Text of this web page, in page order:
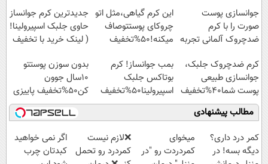
جوانسازی پوست
صورت را با کرم
ضدچروک آلمانی تجربه
این کرم گیاهی،مثل اتو
چروکای پوستتوصاف
میکنه!50%تخفیف
جدیدترین کرم جوانساز
حاوی جلبک اسپیرولینا!
( لینک خرید با تخفیف
کرم ضدچروک جلبک،
جوانسازی طبیعی
پوست شما40%تخفیف
بمب جوانساز! کرم
بوتاکس جلبک
اسپیرولینا50%تخفیف
بدون سوزن پوستتو
10سال جوون
کن50%تخفیف پاییزی
مطالب پیشنهادی
کمر درد داری؟
دیگه بسه! در
میخوای
کمردردت رو "در
❌لازم نیست
کمردرد رو تحمل
اگر نمی خواهید
کبدتان چرب